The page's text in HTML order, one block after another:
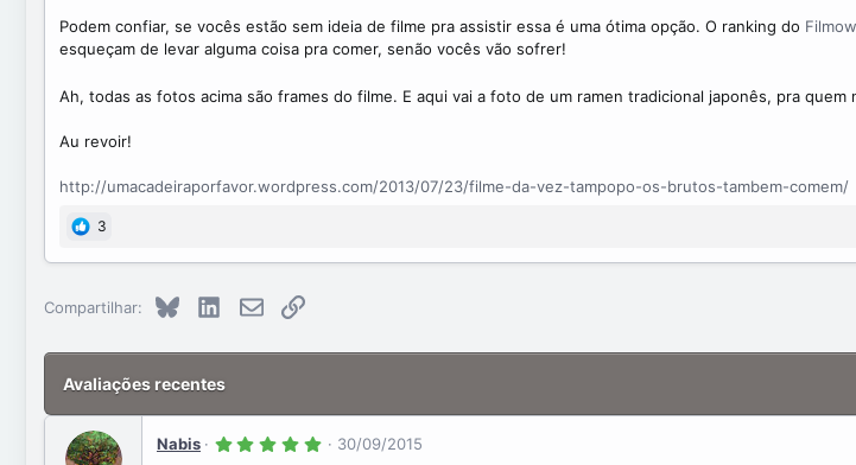
Podem confiar, se vocês estão sem ideia de filme pra assistir essa é uma ótima opção. O ranking do Filmow
esqueçam de levar alguma coisa pra comer, senão vocês vão sofrer!
Ah, todas as fotos acima são frames do filme. E aqui vai a foto de um ramen tradicional japonês, pra quem
Au revoir!
http://umacadeiraporfavor.wordpress.com/2013/07/23/filme-da-vez-tampopo-os-brutos-tambem-comem/
3
Compartilhar: Bluesky LinkedInE-mailLink
Avaliações recentes
Nabis
5 30/09/2015